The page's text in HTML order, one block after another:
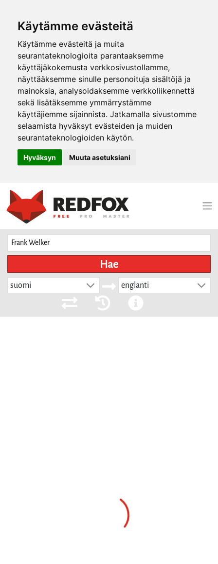
Käytämme evästeitä
Käytämme evästeitä ja muita
seurantateknologioita parantaaksemme
käyttäjäkokemusta verkkosivustollamme,
näyttääksemme sinulle personoituja sisältöjä ja
mainoksia, analysoidaksemme verkkoliikennettä
sekä lisätäksemme ymmärrystämme
käyttäjiemme sijainnista. Jatkamalla sivustomme
selaamista hyväksyt evästeiden ja muiden
seurantateknologioiden käytön.
Hyväksyn Muuta asetuksiani
Hae
suomi englanti